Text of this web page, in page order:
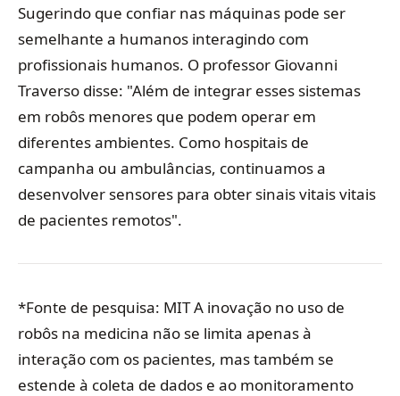
Sugerindo que confiar nas máquinas pode ser
semelhante a humanos interagindo com
profissionais humanos. O professor Giovanni
Traverso disse: "Além de integrar esses sistemas
em robôs menores que podem operar em
diferentes ambientes. Como hospitais de
campanha ou ambulâncias, continuamos a
desenvolver sensores para obter sinais vitais vitais
de pacientes remotos".
*Fonte de pesquisa: MIT A inovação no uso de
robôs na medicina não se limita apenas à
interação com os pacientes, mas também se
estende à coleta de dados e ao monitoramento